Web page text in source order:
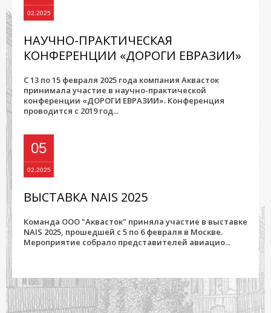
02.2025
НАУЧНО-ПРАКТИЧЕСКАЯ
КОНФЕРЕНЦИИ «ДОРОГИ ЕВРАЗИИ»
С 13 по 15 февраля 2025 года компания Аквасток
принимала участие в научно-практической
конференции «ДОРОГИ ЕВРАЗИИ». Конференция
проводится с 2019 год...
05
02.2025
ВЫСТАВКА NAIS 2025
Команда ООО "Аквасток" приняла участие в выставке
NAIS 2025, прошедшей с 5 по 6 февраля в Москве.
Мероприятие собрало представителей авиацио...